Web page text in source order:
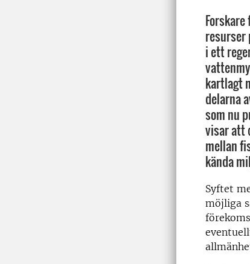
resurser
i ett
kartlagt
delarna
som nu
visar att
mellan
kända
Syftet
möjliga